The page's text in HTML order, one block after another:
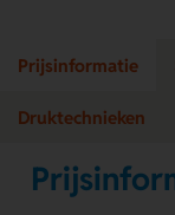
Prijsinformatie
Druktechnieken